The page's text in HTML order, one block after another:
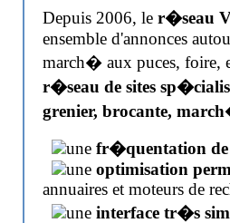
Depuis 2006, le r�seau
ensemble d'annonces
march� aux puces,
r�seau de sites
grenier, brocante,
une fr�quentation de
une optimisation
annuaires et moteurs de
une interface tr�s